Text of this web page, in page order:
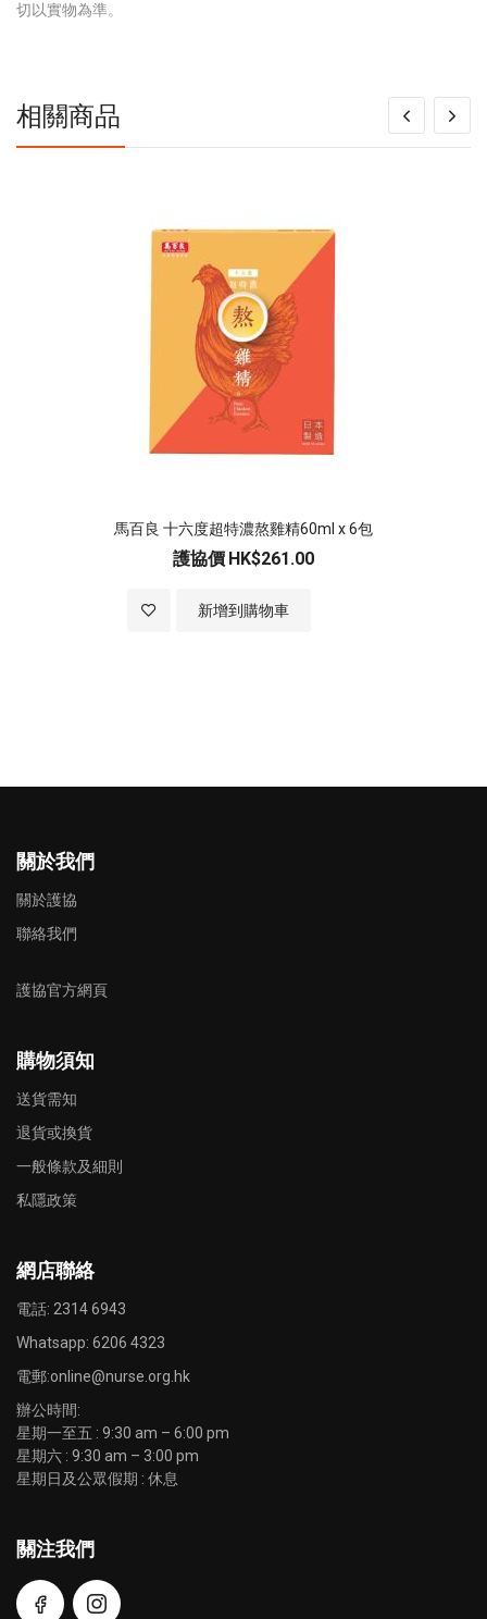
多
切以實物為準。
相關商品
馬百良 十六度超特濃熬雞精60ml x 6包
護協價 HK$261.00
新增到購物車
加入至願望清單
關於我們
關於護協
聯絡我們
護協官方網頁
購物須知
送貨需知
退貨或換貨
一般條款及細則
私隱政策
網店聯絡
電話: 2314 6943
Whatsapp: 6206 4323
電郵:online@nurse.org.hk
辦公時間:
星期一至五 : 9:30 am – 6:00 pm
星期六 : 9:30 am – 3:00 pm
星期日及公眾假期 : 休息
關注我們